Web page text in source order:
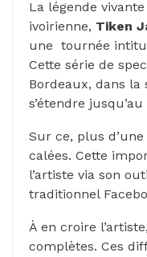
La légende
ivoirienne, Tiken
une tournée
Cette série de
Bordeaux, dans la
s’étendre
Sur ce, plus
calées. Cette
l’artiste via son
traditionnel
À en croire
complètes. Ces